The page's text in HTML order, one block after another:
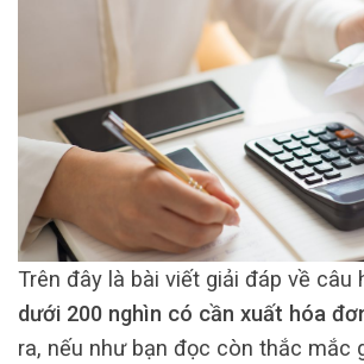
Trên đây là bài viết giải đáp về câu
dưới 200 nghìn có cần xuất hóa
ra, nếu như bạn đọc còn thắc mắc